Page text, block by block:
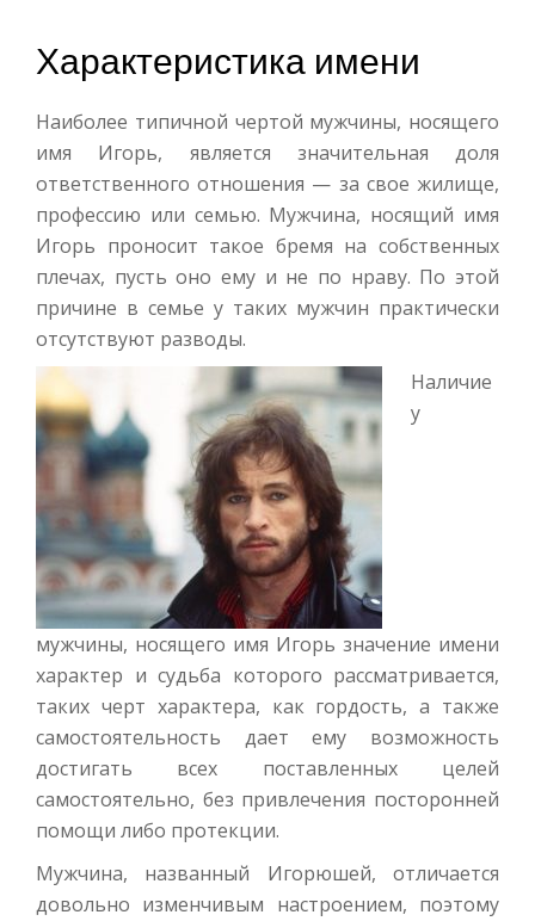
Характеристика имени
Наиболее типичной чертой мужчины, носящего
имя Игорь, является значительная доля
ответственного отношения — за свое жилище,
профессию или семью. Мужчина, носящий имя
Игорь проносит такое бремя на собственных
плечах, пусть оно ему и не по нраву. По этой
причине в семье у таких мужчин практически
отсутствуют разводы.
Наличие
у
мужчины, носящего имя Игорь значение имени
характер и судьба которого рассматривается,
таких черт характера, как гордость, а также
самостоятельность дает ему возможность
достигать всех поставленных целей
самостоятельно, без привлечения посторонней
помощи либо протекции.
Мужчина, названный Игорюшей, отличается
довольно изменчивым настроением, поэтому